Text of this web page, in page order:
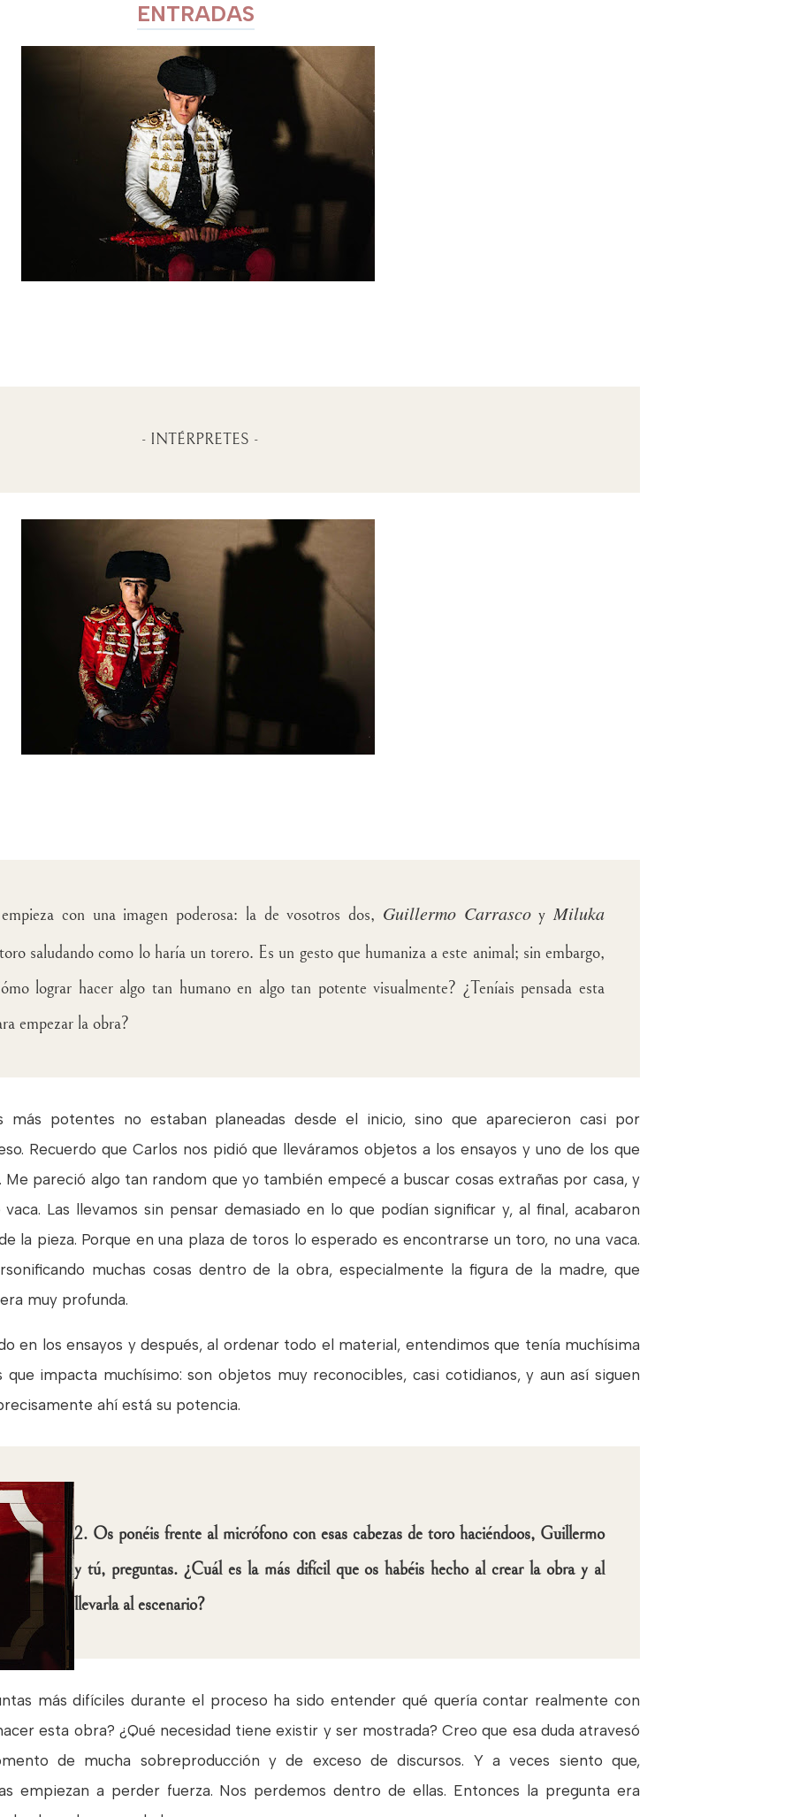
ENTRADAS
- INTÉRPRETES -
con una imagen poderosa: la de vosotros dos, Guillermo CarrascoyMiluka
saludando como lo haría un torero. Es un gesto que humaniza a este animal; sin embargo,
lograr hacer algo tan humano en algo tan potente visualmente? ¿Teníais pensada esta
empezar la obra?
más potentes no estaban planeadas desde el inicio, sino que aparecieron casi por
Recuerdo que Carlos nos pidió que lleváramos objetos a los ensayos y uno de los que
pareció algo tan random que yo también empecé a buscar cosas extrañas por casa, y
Las llevamos sin pensar demasiado en lo que podían significar y, al final, acabaron
la pieza. Porque en una plaza de toros lo esperado es encontrarse un toro, no una vaca.
muchas cosas dentro de la obra, especialmente la figura de la madre, que
muy profunda.
en los ensayos y después, al ordenar todo el material, entendimos que tenía muchísima
que impacta muchísimo: son objetos muy reconocibles, casi cotidianos, y aun así siguen
ahí está su potencia.
2. Os ponéis frente al micrófono con esas cabezas de toro haciéndoos, Guillermo
y tú, preguntas. ¿Cuál es la más difícil que os habéis hecho al crear la obra y al
llevarla al escenario?
más difíciles durante el proceso ha sido entender qué quería contar realmente con
esta obra? ¿Qué necesidad tiene existir y ser mostrada? Creo que esa duda atravesó
de mucha sobreproducción y de exceso de discursos. Y a veces siento que,
empiezan a perder fuerza. Nos perdemos dentro de ellas. Entonces la pregunta era